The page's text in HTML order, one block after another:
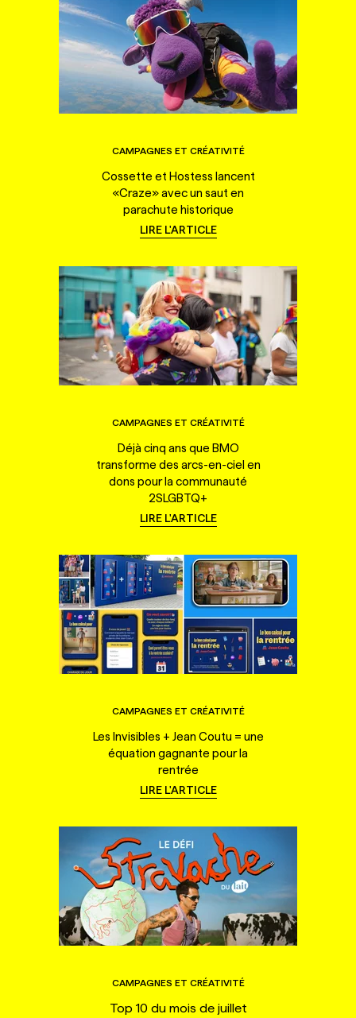
CAMPAGNES ET CRÉATIVITÉ
Cossette et Hostess lancent
«Craze» avec un saut en
parachute historique
LIRE L'ARTICLE
CAMPAGNES ET CRÉATIVITÉ
Déjà cinq ans que BMO
transforme des arcs-en-ciel en
dons pour la communauté
2SLGBTQ+
LIRE L'ARTICLE
CAMPAGNES ET CRÉATIVITÉ
Les Invisibles + Jean Coutu = une
équation gagnante pour la
rentrée
LIRE L'ARTICLE
CAMPAGNES ET CRÉATIVITÉ
Top 10 du mois de juillet